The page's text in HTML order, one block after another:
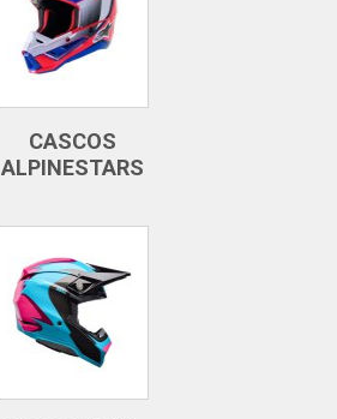
CASCOS
ALPINESTARS